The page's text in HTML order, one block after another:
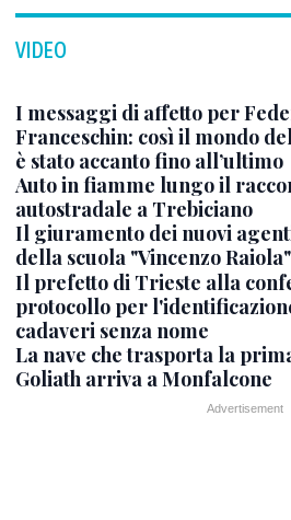
VIDEO
I messaggi di affetto per
Franceschin: così il mondo
è stato accanto fino all’ultimo
Auto in fiamme lungo il
autostradale a Trebiciano
Il giuramento dei nuovi
della scuola "Vincenzo
Il prefetto di Trieste alla
protocollo per
cadaveri senza nome
La nave che trasporta la
Goliath arriva a Monfalcone